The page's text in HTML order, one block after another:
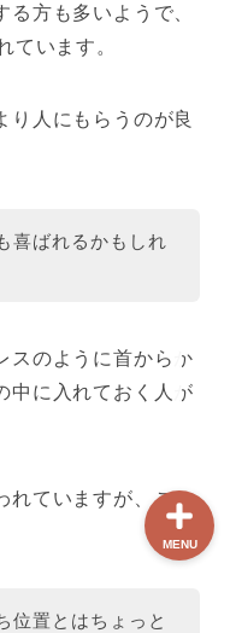
方も多いようで、
ています。
り人にもらうのが良
喜ばれるかもしれ
スのように首からか
中に入れておく人が
れていますが、ここ
位置とはちょっと
MENU
クスについ
て